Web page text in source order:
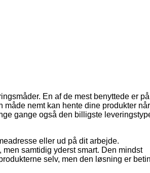
En af de mest benyttede er på
nemt kan hente dine produkter
gange også den billigste
eller ud på dit arbejde.
samtidig yderst smart. Den mindst
selv, men den løsning er